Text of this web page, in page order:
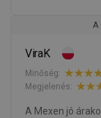
A
ViraK
Minőség:
Megjelenés:
A Mexen jó